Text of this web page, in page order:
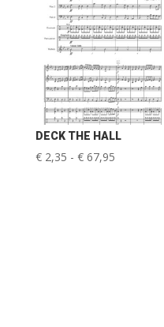
€ 59,95
DECK THE HALL
€2,35 - €67,95Prijsklasse: